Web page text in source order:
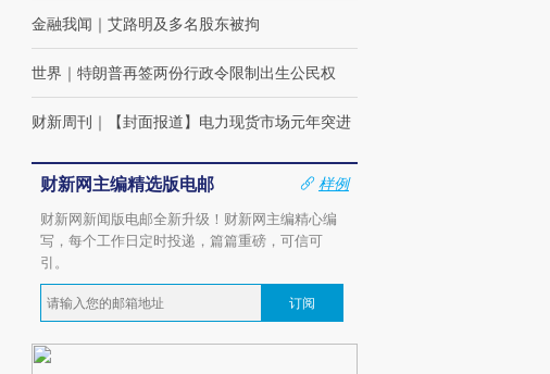
金融我闻 ｜ 艾路明及多名股东被拘
世界 ｜ 特朗普再签两份行政令限制出生公民权
财新周刊 ｜ 【封面报道】电力现货市场元年突进
财新网主编精选版电邮
样例
财新网新闻版电邮全新升级！财新网主编精心编
写，每个工作日定时投递，篇篇重磅，可信可
引。
订阅